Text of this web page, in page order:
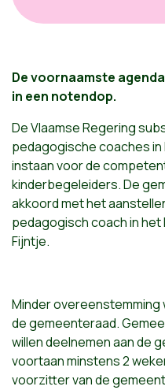
De voornaamste
in een notendop.
De Vlaamse Regering
pedagogische coaches in
instaan voor de
kinderbegeleiders. De
akkoord met het
pedagogisch coach in
Fijntje.
Minder overeenstemming
de gemeenteraad.
willen deelnemen aan de
voortaan minstens 2
voorzitter van de